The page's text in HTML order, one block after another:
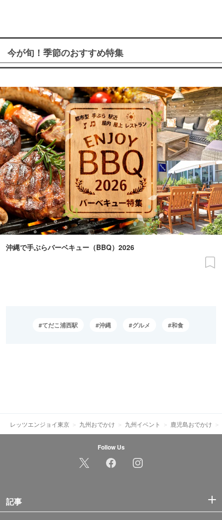
今が旬！季節のおすすめ特集
沖縄で手ぶらバーベキュー（BBQ）2026
てだこ浦西駅 沖縄 グルメ 和食
レッツエンジョイ東京 九州おでかけ 九州イベント 鹿児島おでかけ
Follow Us
記事